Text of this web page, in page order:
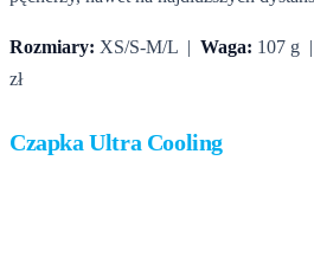
Rozmiary: XS/S-M/L | Waga: 107 g |
zł
Czapka Ultra Cooling